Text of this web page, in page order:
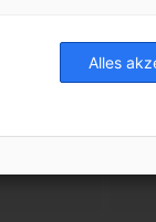
selbst
und einfach
Alles